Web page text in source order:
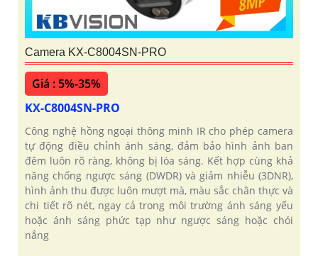
Camera KX-C8004SN-PRO
Giá : 5%-35%
KX-C8004SN-PRO
Công nghệ hồng ngoại thông minh IR cho phép camera
tự động điều chỉnh ánh sáng, đảm bảo hình ảnh ban
đêm luôn rõ ràng, không bị lóa sáng. Kết hợp cùng khả
năng chống ngược sáng (DWDR) và giảm nhiễu (3DNR),
hình ảnh thu được luôn mượt mà, màu sắc chân thực và
chi tiết rõ nét, ngay cả trong môi trường ánh sáng yếu
hoặc ánh sáng phức tạp như ngược sáng hoặc chói
nắng